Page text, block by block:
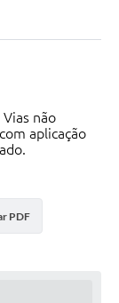
não
aplicação
PDF